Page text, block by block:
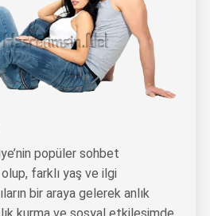
popüler sohbet
farklı yaş ve ilgi
bir araya gelerek anlık